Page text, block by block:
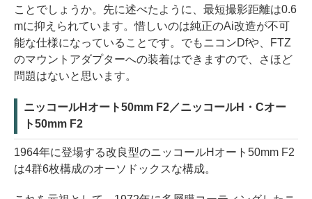
ことでしょうか。先に述べたように、最短撮影距離は0.6
mに抑えられています。惜しいのは純正のAi改造が不可
能な仕様になっていることです。でもニコンDfや、FTZ
のマウントアダプターへの装着はできますので、さほど
問題はないと思います。
ニッコールHオート50mm F2／ニッコールH・Cオー
ト50mm F2
1964年に登場する改良型のニッコールHオート50mm F2
は4群6枚構成のオーソドックスな構成。